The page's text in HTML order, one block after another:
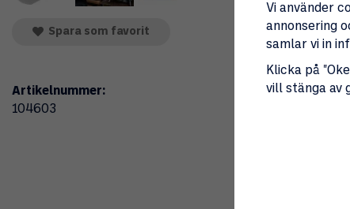
Spara som favorit
Artikelnummer:
104603
Vi använder
annonsering
samlar vi in
Klicka på
vill stänga av